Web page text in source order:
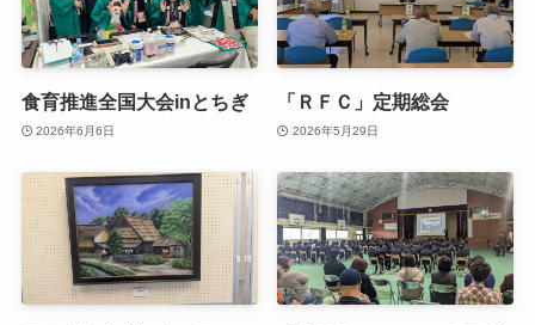
食育推進全国大会inとちぎ
2026年6月6日
「ＲＦＣ」定期総会
2026年5月29日